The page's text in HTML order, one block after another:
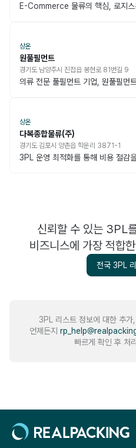
E-Commerce 물류의 핵심, 로지스
상온
원풀필먼트
경기도 남양주시 진접읍 봉현로 81번길 9
의류 전문 풀필먼트 기업, 원풀필먼
상온
다복종합물류(주)
경기도 김포시 양촌읍 학운리 3871-1
3PL 운영 최적화를 통해 비용 절감
신뢰할 수 있는 3PL
비즈니스에 가장 적합
전국 3PL
3PL 리스트 정보에 대한 추가
언제든지
빠르게 확인 후 처